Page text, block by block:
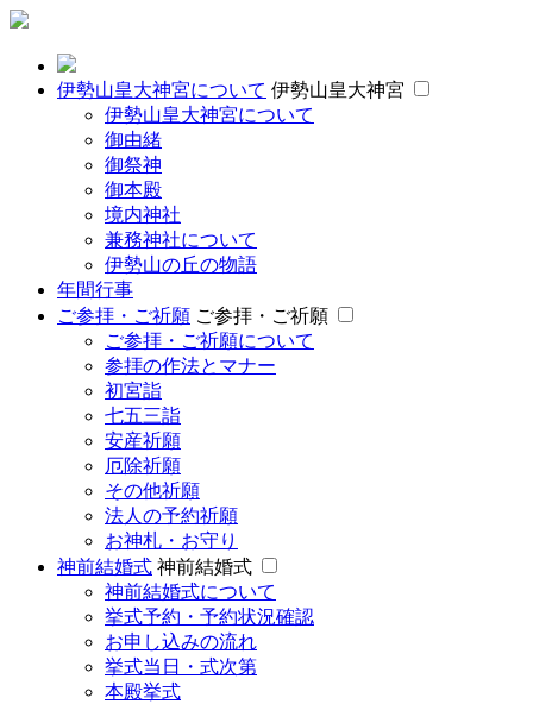
伊勢山皇大神宮について 伊勢山皇大神宮
伊勢山皇大神宮について
御由緒
御祭神
御本殿
境内神社
兼務神社について
伊勢山の丘の物語
年間行事
ご参拝・ご祈願 ご参拝・ご祈願
ご参拝・ご祈願について
参拝の作法とマナー
初宮詣
七五三詣
安産祈願
厄除祈願
その他祈願
法人の予約祈願
お神札・お守り
神前結婚式 神前結婚式
神前結婚式について
挙式予約・予約状況確認
お申し込みの流れ
挙式当日・式次第
本殿挙式